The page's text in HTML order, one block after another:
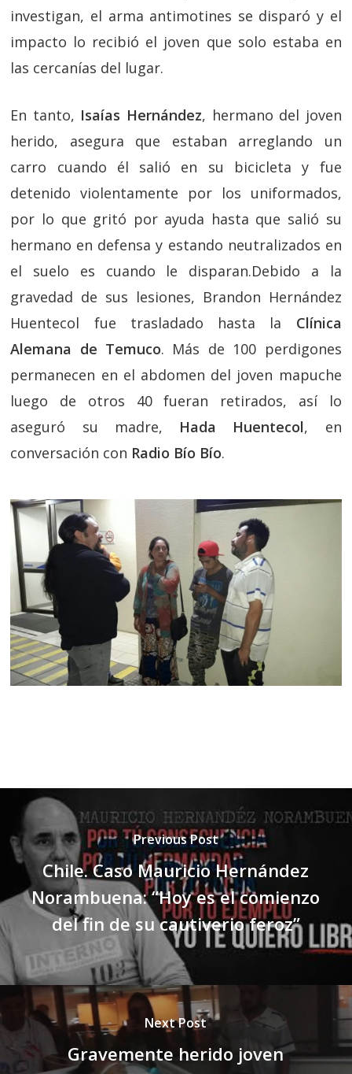
investigan, el arma antimotines se disparó y el
impacto lo recibió el joven que solo estaba en
las cercanías del lugar.
En tanto, Isaías Hernández, hermano del joven
herido, asegura que estaban arreglando un
carro cuando él salió en su bicicleta y fue
detenido violentamente por los uniformados,
por lo que gritó por ayuda hasta que salió su
hermano en defensa y estando neutralizados en
el suelo es cuando le disparan.Debido a la
gravedad de sus lesiones, Brandon Hernández
Huentecol fue trasladado hasta la Clínica
Alemana de Temuco. Más de 100 perdigones
permanecen en el abdomen del joven mapuche
luego de otros 40 fueran retirados, así lo
aseguró su madre, Hada Huentecol, en
conversación con Radio Bío Bío.
Previous Post
Chile. Caso Mauricio Hernández
Norambuena: “Hoy es el comienzo
del fin de su cautiverio feroz”
Next Post
Gravemente herido joven